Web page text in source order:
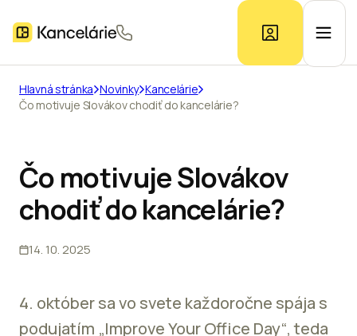
Ponuka kancelárií
Prieskum trhu
Kontakt
Hlavná stránka Novinky Kancelárie
Čo motivuje Slovákov chodiť do kancelárie?
Čo motivuje Slovákov
chodiť do kancelárie?
14. 10. 2025
4. október sa vo svete každoročne spája s
podujatím „Improve Your Office Day“, teda